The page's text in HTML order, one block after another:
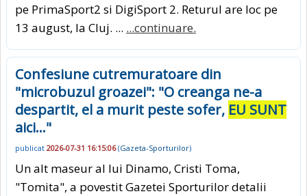
pe PrimaSport2 si DigiSport 2. Returul are loc pe
13 august, la Cluj. ... ...continuare.
Confesiune cutremuratoare din
"microbuzul groazei": "O creanga ne-a
despartit, el a murit peste sofer, EU SUNT
aici..."
publicat 2026-07-31 16:15:06(Gazeta-Sporturilor)
Un alt maseur al lui Dinamo, Cristi Toma,
"Tomita", a povestit Gazetei Sporturilor detalii